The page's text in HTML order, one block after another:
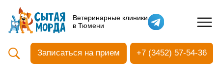
Ветеринарные клиники
в Тюмени
Кастрация собак
Вакцинация
Ультразвуковая чистка зубов
Общий анализ крови